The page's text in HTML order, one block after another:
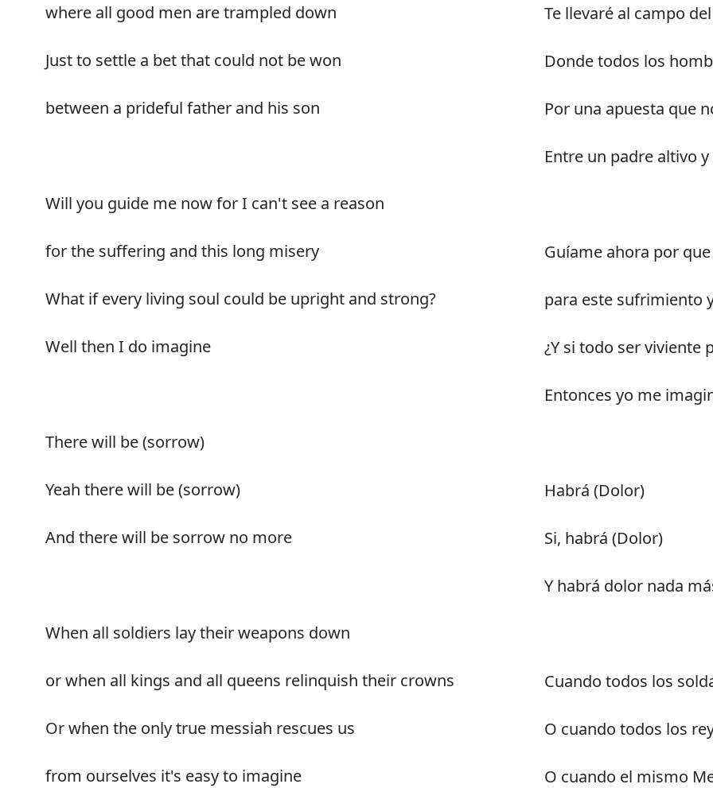
where all good men are trampled down
Just to settle a bet that could not be won
between a prideful father and his son
Will you guide me now for I can't see a reason
for the suffering and this long misery
What if every living soul could be upright and strong?
Well then I do imagine
There will be (sorrow)
Yeah there will be (sorrow)
And there will be sorrow no more
When all soldiers lay their weapons down
or when all kings and all queens relinquish their crowns
Or when the only true messiah rescues us
from ourselves it's easy to imagine
Te llevaré al campo
Donde todos los
Por una apuesta que
Entre un padre altivo
Guíame ahora por
para este sufrimiento
¿Y si todo ser viviente
Entonces yo me
Habrá (Dolor)
Si, habrá (Dolor)
Y habrá dolor nada
Cuando todos los
O cuando todos los
O cuando el mismo